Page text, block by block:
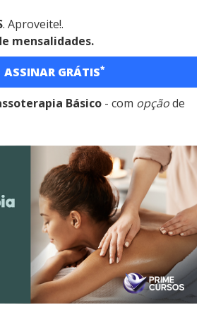
. Aproveite!.
mensalidades.
ASSINAR GRÁTIS*
Básico - com opçãode